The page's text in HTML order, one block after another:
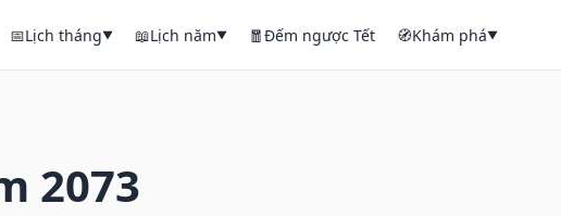
📅Lịch tháng▼ 📖Lịch năm▼ 🧧Đếm ngược Tết 🧭Khám phá▼
2073